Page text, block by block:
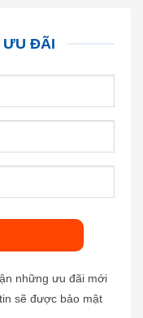
ƯU ĐÃI
những ưu đãi mới
sẽ được bảo mật